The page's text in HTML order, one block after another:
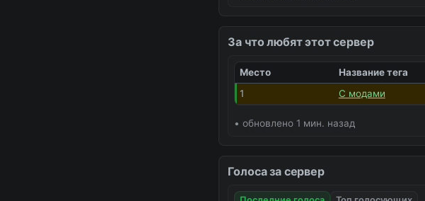
За что любят этот сервер
Место Название тега
1
С модами
• обновлено 1 мин. назад
Голоса за сервер